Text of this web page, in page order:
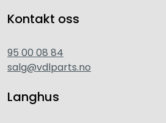
Kontakt oss
95 00 08 84
salg@vdlparts.no
Langhus